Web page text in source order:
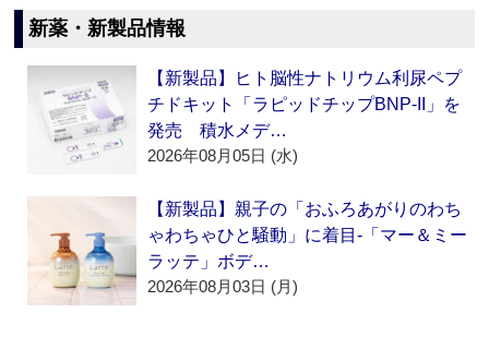
新薬・新製品情報
【新製品】ヒト脳性ナトリウム利尿ペプ
チドキット「ラピッドチップBNP-II」を
発売 積水メデ…
2026年08月05日 (水)
【新製品】親子の「おふろあがりのわち
ゃわちゃひと騒動」に着目‐「マー＆ミー
ラッテ」ボデ…
2026年08月03日 (月)